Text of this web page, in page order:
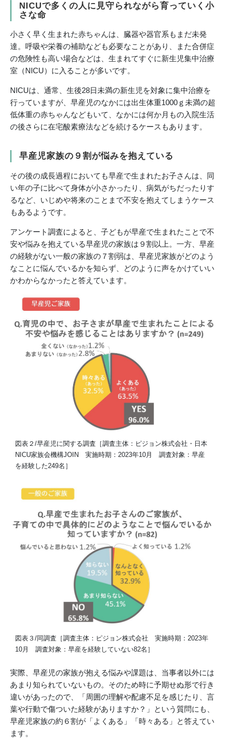
NICUで多くの人に見守られながら育っていく小
さな命
小さく早く生まれた赤ちゃんは、臓器や器官系もまだ未発
達。呼吸や栄養の補助なども必要なことがあり、また合併症
の危険性も高い場合などは、生まれてすぐに新生児集中治療
室（NICU）に入ることが多いです。
NICUは、通常、生後28日未満の新生児を対象に集中治療を
行っていますが、早産児のなかには出生体重1000ｇ未満の超
低体重の赤ちゃんなどもいて、なかには何か月もの入院生活
の後さらに在宅酸素療法などを続けるケースもあります。
早産児家族の９割が悩みを抱えている
その後の成長過程においても早産で生まれたお子さんは、同
い年の子に比べて身体が小さかったり、病気がちだったりす
るなど、いじめや将来のことまで不安を抱えてしまうケース
もあるようです。
アンケート調査によると、子どもが早産で生まれたことで不
安や悩みを抱えている早産児の家族は９割以上。一方、早産
の経験がない一般の家族の７割弱は、早産児家族がどのよう
なことに悩んでいるかを知らず、どのように声をかけていい
かわからなかったと答えています。
図表２/早産児に関する調査［調査主体：ピジョン株式会社・日本
NICU家族会機構JOIN 実施時期：2023年10月 調査対象：早産
を経験した249名］
図表３/同調査［調査主体：ピジョン株式会社 実施時期：2023年
10月 調査対象：早産を経験していない82名］
実際、早産児の家族が抱える悩みや課題は、当事者以外には
あまり知られていないもの。そのため時に予期せぬ形で行き
違いがあったので、「周囲の理解や配慮不足を感じたり、言
葉や行動で傷ついた経験がありますか？」という質問にも、
早産児家族の約６割が「よくある」「時々ある」と答えてい
ます。